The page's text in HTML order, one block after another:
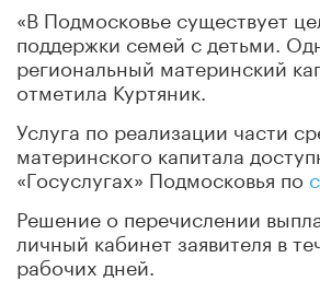
«В Подмосковье существует
поддержки семей с детьми.
региональный материнский
отметила Куртяник.
Услуга по реализации части
материнского капитала
«Госуслугах» Подмосковья по
Решение о перечислении
личный кабинет заявителя в
рабочих дней.